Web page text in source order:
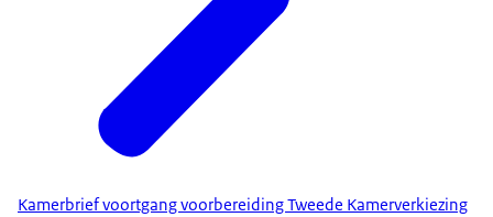
Kamerbrief voortgang voorbereiding Tweede Kamerverkiezing